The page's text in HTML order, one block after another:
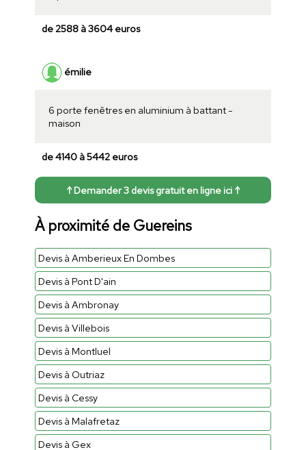
de 2588 à 3604 euros
émilie
6 porte fenêtres en aluminium à battant -
maison
de 4140 à 5442 euros
↑ Demander 3 devis gratuit en ligne ici ↑
À proximité de Guereins
Devis à Amberieux En Dombes
Devis à Pont D'ain
Devis à Ambronay
Devis à Villebois
Devis à Montluel
Devis à Outriaz
Devis à Cessy
Devis à Malafretaz
Devis à Gex